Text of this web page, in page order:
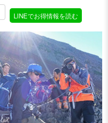
LINEでお得情報を読む